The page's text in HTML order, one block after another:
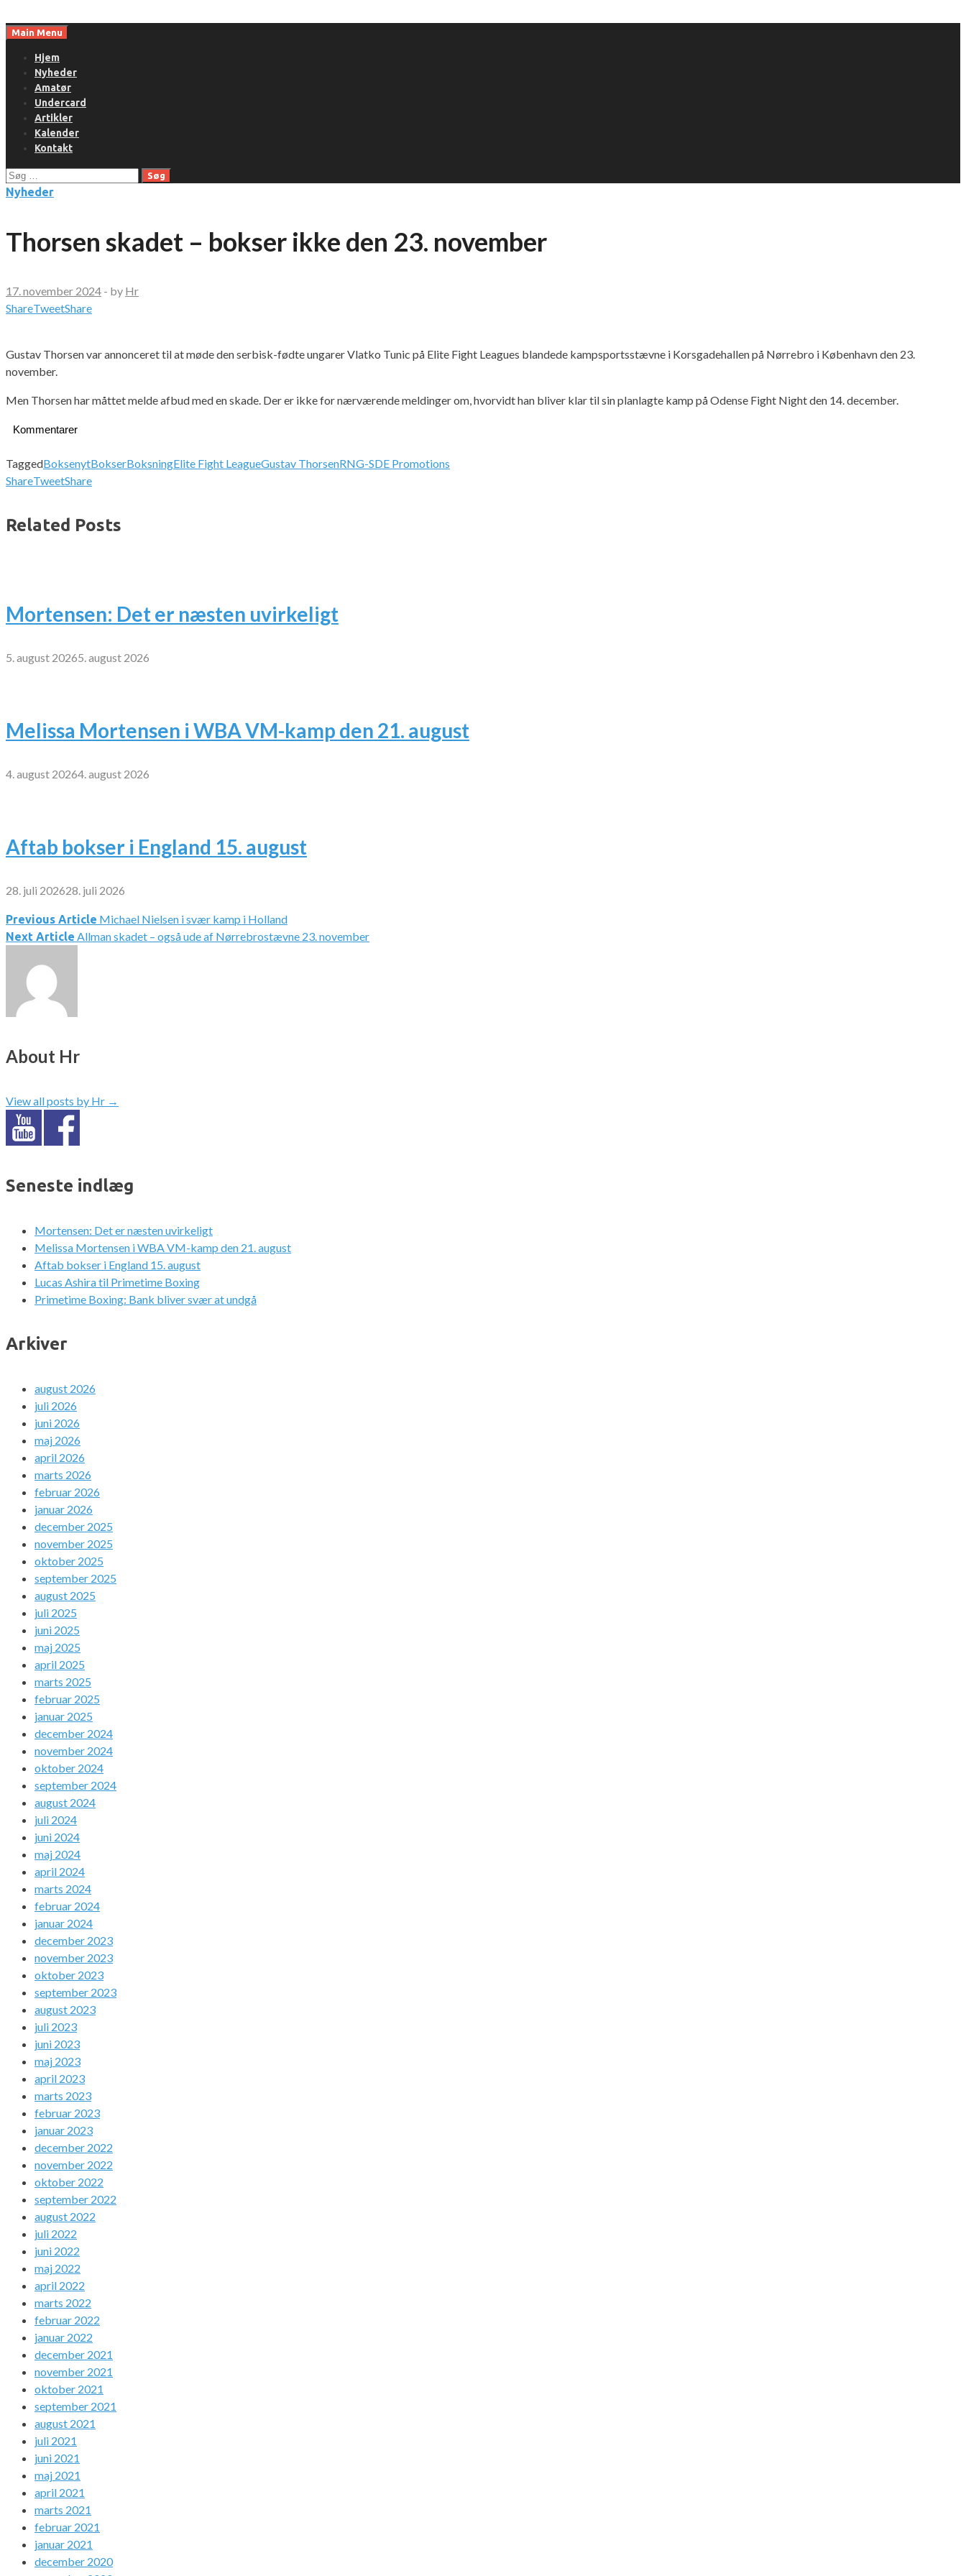
toMain Menu
Hjem
Nyheder
Amatør
Undercard
Artikler
Kalender
Kontakt
Søg
efter:
Nyheder
Thorsen skadet – bokser ikke den 23. november
17. november 2024 - by Hr
ShareTweetShare
Gustav Thorsen var annonceret til at møde den serbisk-fødte ungarer Vlatko Tunic på Elite Fight Leagues blandede kampsportsstævne i Korsgadehallen på Nørrebro i København den 23.
november.
Men Thorsen har måttet melde afbud med en skade. Der er ikke for nærværende meldinger om, hvorvidt han bliver klar til sin planlagte kamp på Odense Fight Night den 14. december.
Kommentarer
TaggedBoksenytBokserBoksningElite Fight LeagueGustav ThorsenRNG-SDE Promotions
ShareTweetShare
Related Posts
Mortensen: Det er næsten uvirkeligt
5. august 20265. august 2026
Melissa Mortensen i WBA VM-kamp den 21. august
4. august 20264. august 2026
Aftab bokser i England 15. august
28. juli 202628. juli 2026
Indlægsnavigation
Previous Article Michael Nielsen i svær kamp i Holland
Next Article Allman skadet – også ude af Nørrebrostævne 23. november
About Hr
View all posts by Hr →
Seneste indlæg
Mortensen: Det er næsten uvirkeligt
Melissa Mortensen i WBA VM-kamp den 21. august
Aftab bokser i England 15. august
Lucas Ashira til Primetime Boxing
Primetime Boxing: Bank bliver svær at undgå
Arkiver
august 2026
juli 2026
juni 2026
maj 2026
april 2026
marts 2026
februar 2026
januar 2026
december 2025
november 2025
oktober 2025
september 2025
august 2025
juli 2025
juni 2025
maj 2025
april 2025
marts 2025
februar 2025
januar 2025
december 2024
november 2024
oktober 2024
september 2024
august 2024
juli 2024
juni 2024
maj 2024
april 2024
marts 2024
februar 2024
januar 2024
december 2023
november 2023
oktober 2023
september 2023
august 2023
juli 2023
juni 2023
maj 2023
april 2023
marts 2023
februar 2023
januar 2023
december 2022
november 2022
oktober 2022
september 2022
august 2022
juli 2022
juni 2022
maj 2022
april 2022
marts 2022
februar 2022
januar 2022
december 2021
november 2021
oktober 2021
september 2021
august 2021
juli 2021
juni 2021
maj 2021
april 2021
marts 2021
februar 2021
januar 2021
december 2020